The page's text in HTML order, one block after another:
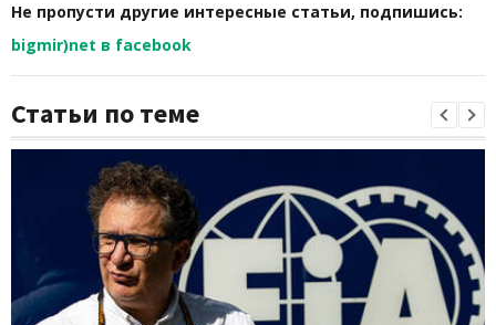
Не пропусти другие интересные статьи, подпишись:
bigmir)net в facebook
Статьи по теме